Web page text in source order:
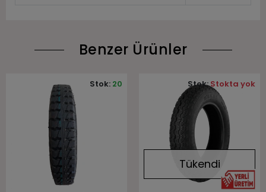
Benzer Ürünler
Stok: 20
Tükendi
Stok:Stokta yok